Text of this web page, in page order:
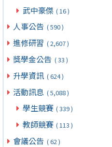
武中豪傑 ( 16 )
人事公告 ( 590 )
進修研習 ( 2,607 )
獎學金公告 ( 33 )
升學資訊 ( 624 )
活動訊息 ( 5,088 )
學生競賽 ( 339 )
教師競賽 ( 113 )
會議公告 ( 62 )